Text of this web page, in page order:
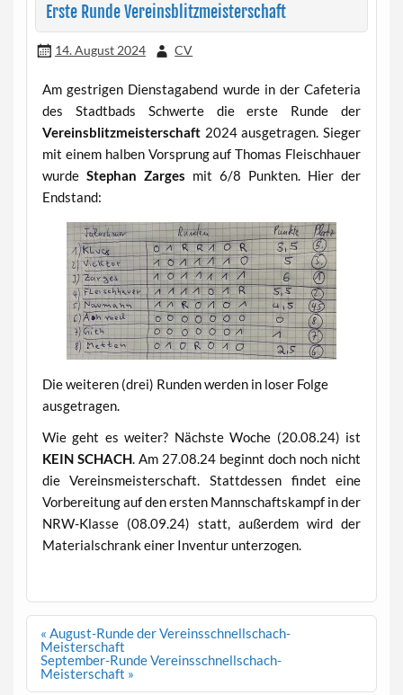
Erste Runde Vereinsblitzmeisterschaft
14. August 2024 CV
Am gestrigen Dienstagabend wurde in der Cafeteria
des Stadtbads Schwerte die erste Runde der
Vereinsblitzmeisterschaft2024 ausgetragen. Sieger
mit einem halben Vorsprung auf Thomas Fleischhauer
wurde Stephan Zarges mit 6/8 Punkten. Hier der
Endstand:
Die weiteren (drei) Runden werden in loser Folge
ausgetragen.
Wie geht es weiter? Nächste Woche (20.08.24) ist
KEIN SCHACH. Am 27.08.24 beginnt doch noch nicht
die Vereinsmeisterschaft. Stattdessen findet eine
Vorbereitung auf den ersten Mannschaftskampf in der
NRW-Klasse (08.09.24) statt, außerdem wird der
Materialschrank einer Inventur unterzogen.
Beitragsnavigation
« August-Runde der Vereinsschnellschach-
Meisterschaft
September-Runde Vereinsschnellschach-
Meisterschaft »